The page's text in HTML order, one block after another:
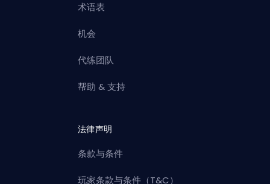
术语表
机会
代练团队
帮助 & 支持
法律声明
条款与条件
玩家条款与条件（T&C）